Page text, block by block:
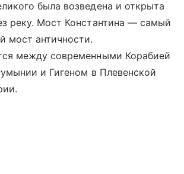
была возведена и открыта
реку. Мост Константина — самый
мост античности.
между современными Корабией
и Гигеном в Плевенской